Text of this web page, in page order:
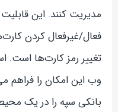
مدیریت کنند. این
فعال/غیرفعال کردن
تغییر رمز کارت‌ها است.
وب این امکان را
بانکی سپه را در یک